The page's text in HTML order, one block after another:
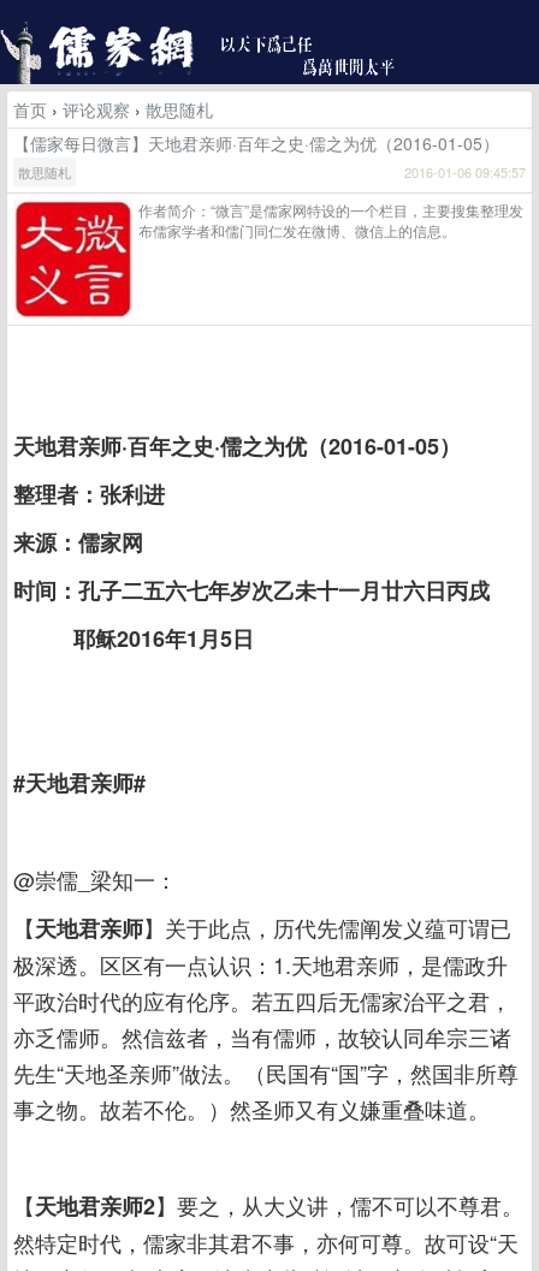
首页 › 评论观察 › 散思随札
【儒家每日微言】天地君亲师·百年之史·儒之为优（2016-01-05）
散思随札 2016-01-06 09:45:57
作者简介：“微言”是儒家网特设的一个栏目，主要搜集整理发
布儒家学者和儒门同仁发在微博、微信上的信息。
天地君亲师·百年之史·儒之为优（2016-01-05）
整理者：张利进
来源：儒家网
时间：孔子二五六七年岁次乙未十一月廿六日丙戌
耶稣2016年1月5日
#天地君亲师#
@崇儒_梁知一：
【天地君亲师】关于此点，历代先儒阐发义蕴可谓已
极深透。区区有一点认识：1.天地君亲师，是儒政升
平政治时代的应有伦序。若五四后无儒家治平之君，
亦乏儒师。然信兹者，当有儒师，故较认同牟宗三诸
先生“天地圣亲师”做法。（民国有“国”字，然国非所尊
事之物。故若不伦。）然圣师又有义嫌重叠味道。
【天地君亲师2】要之，从大义讲，儒不可以不尊君。
然特定时代，儒家非其君不事，亦何可尊。故可设“天